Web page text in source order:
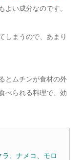
よい成分なのです。
しまうので、あまり
とムチンが食材の外
べられる料理で、効
、ナメコ、モロ